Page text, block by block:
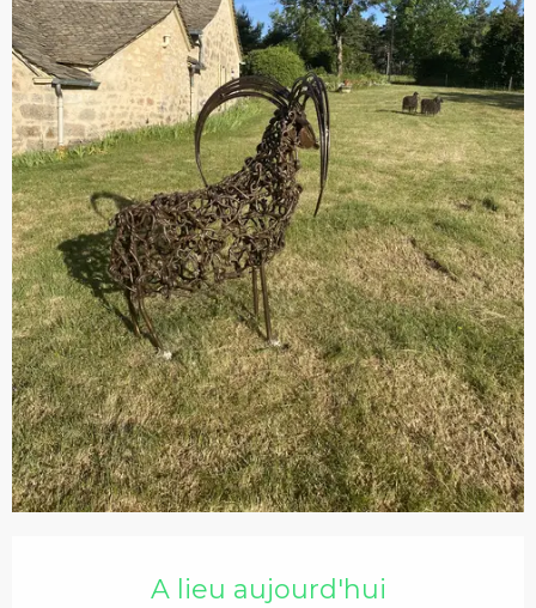
A lieu aujourd'hui